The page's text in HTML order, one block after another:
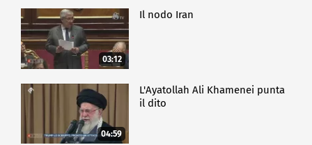
03:12
Il nodo Iran
04:59
L'Ayatollah Ali Khamenei punta
il dito